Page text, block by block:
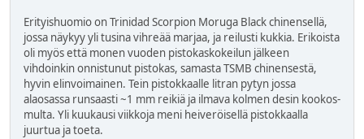
Erityishuomio on Trinidad Scorpion Moruga Black chinensellä,
jossa näykyy yli tusina vihreää marjaa, ja reilusti kukkia. Erikoista
oli myös että monen vuoden pistokaskokeilun jälkeen
vihdoinkin onnistunut pistokas, samasta TSMB chinensestä,
hyvin elinvoimainen. Tein pistokkaalle litran pytyn jossa
alaosassa runsaasti ~1 mm reikiä ja ilmava kolmen desin kookos-
multa. Yli kuukausi viikkoja meni heiveröisellä pistokkaalla
juurtua ja toeta.